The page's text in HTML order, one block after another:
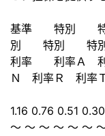
基準 特別
別 特別 特
利率 利率Ａ 利
Ｎ 利率Ｒ 利率
1.16 0.76 0.51
～ ～ ～ ～ ～ ～